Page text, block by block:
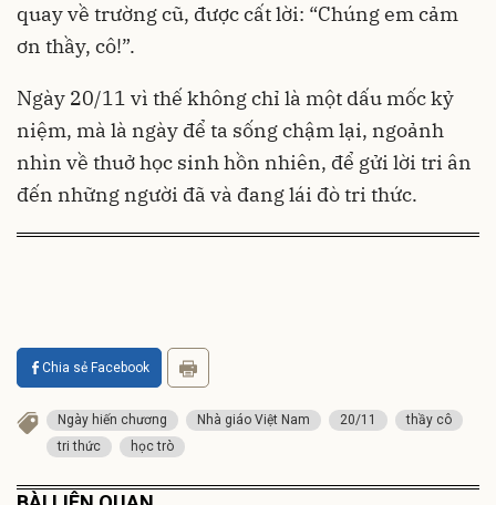
quay về trường cũ, được cất lời: “Chúng em cảm
ơn thầy, cô!”.
Ngày 20/11 vì thế không chỉ là một dấu mốc kỷ
niệm, mà là ngày để ta sống chậm lại, ngoảnh
nhìn về thuở học sinh hồn nhiên, để gửi lời tri ân
đến những người đã và đang lái đò tri thức.
Chia sẻ Facebook
Ngày hiến chương Nhà giáo Việt Nam 20/11
thầy cô
tri thức
học trò